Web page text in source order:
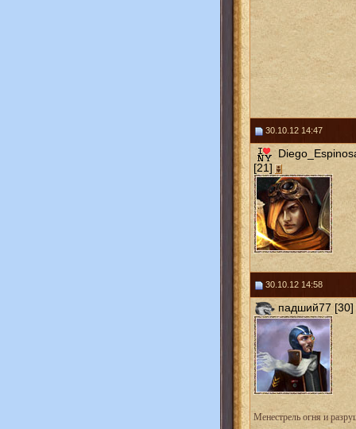
30.10.12 14:47
[21]
30.10.12 14:58
падший77 [30]
Менестрель огня и